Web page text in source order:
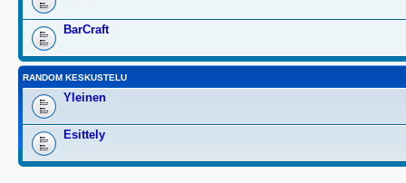
BarCraft
RANDOM KESKUSTELU
Yleinen
Esittely